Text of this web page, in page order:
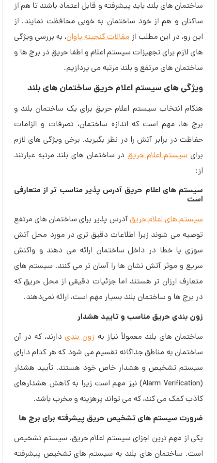
ساختمان های بلند باید پیشرفته و قابل اعتماد باشند تا هم از
ساکنان و هم از خود ساختمان به خوبی محافظت نمایند. از
این رو، در این مطلب از مقالات گنجینه پاوان، به بررسی ویژگی
های لازم برای تجهیزات سیستم اعلام و اطفا حریق در برج ها و
ساختمان های مرتفع و بلند مرتبه می پردازیم.
ویژگی های سیستم اعلام حریق ساختمان های بلند
هنگام انتخاب سیستم اعلام حریق برای یک ساختمان بلند و
برج ها، مهم است که اندازه ساختمان، تصرفات و الزامات
حفاظت در برابر آتش را در نظر بگیرید. برخی ویژگی های لازم
برای سیستم اعلام حریقدر ساختمان های بلند مرتبه عبارتند
از:
سیستم های اعلام حریق آدرس پذیر مناسب تر از متعارفی
است
سیستم های اعلام حریقآدرس پذیر برای ساختمان های مرتفع
توصیه می شوند زیرا اطلاعات دقیق تری در مورد محل آتش
سوزی یا خطا در داخل ساختمان ارائه می دهند و واکنش
سریع و موثر آتش نشان ها را آسان تر می کنند. سیستم ‌های
متعارف ارزان‌ تر هستند اما جزئیات دقیقی از محل حریق که
در برج ها و ساختمان بلند بسیار مهم است، ارائه نمی‌دهند.
زون بندی حریق مناسب و تایید هشدار
ساختمان های بلند معمولاً نیاز به زون بندیدارند، که در آن
ساختمان به مناطق جداگانه تقسیم می شود که هر کدام دارای
سیستم تشخیص و هشدار خاص خود هستند. تأیید هشدار
(Alarm Verification) نیز مهم است زیرا به کاهش هشدارهای
کاذب کمک می کند، که می تواند پرهزینه و مخرب باشد.
ضرورت سیستم های تشخیص حریق پیشرفته برای برج ها
یکی از مهم ترین اجزای سیستم اعلام حریق، سیستم تشخیص
است. ساختمان های بلند به سیستم های تشخیص پیشرفته